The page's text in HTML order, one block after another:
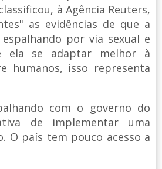
à Agência Reuters,
as evidências de que a
por via sexual e
ela se adaptar melhor à
humanos, isso representa
com o governo do
de implementar uma
O país tem pouco acesso a